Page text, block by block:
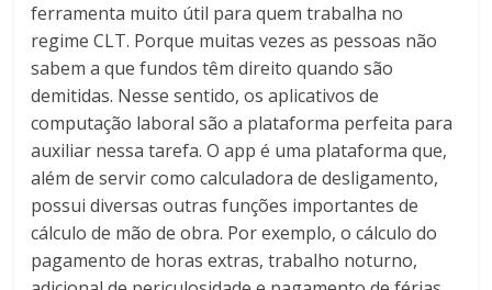
ferramenta muito útil para quem trabalha no
regime CLT. Porque muitas vezes as pessoas não
sabem a que fundos têm direito quando são
demitidas. Nesse sentido, os aplicativos de
computação laboral são a plataforma perfeita para
auxiliar nessa tarefa. O app é uma plataforma que,
além de servir como calculadora de desligamento,
possui diversas outras funções importantes de
cálculo de mão de obra. Por exemplo, o cálculo do
pagamento de horas extras, trabalho noturno,